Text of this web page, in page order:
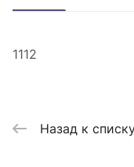
1112
Назад к